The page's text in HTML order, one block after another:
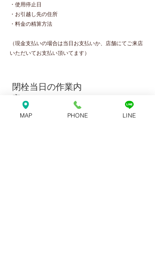
・使用停止日
・お引越し先の住所
・料金の精算方法
（現金支払いの場合は当日お支払いか、店舗にてご来店
いただいてお支払い頂いてます）
閉栓当日の作業内
容
・メーター閉栓
MAP PHONE LINE